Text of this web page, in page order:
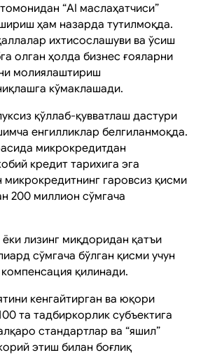
“AI маслаҳатчиси”
ҳам назарда тутилмоқда.
ихтисослашуви ва ўсиш
олган ҳолда бизнес ғояларни
молиялаштириш
кўмаклашади.
қўллаб-қувватлаш дастури
енгилликлар белгиланмоқда.
микрокредитдан
кредит тарихига эга
микрокредитнинг гаровсиз қисми
200 миллион сўмгача
лизинг миқдоридан қатъи
сўмгача бўлган қисми учун
қилинади.
кенгайтирган ва юқори
та тадбиркорлик субъектига
стандартлар ва “яшил”
этиш билан боғлиқ